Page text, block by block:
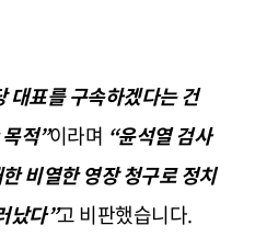
대표를 구속하겠다는 건
적”이라며 “윤석열 검사
비열한 영장 청구로 정치
났다”고 비판했습니다.